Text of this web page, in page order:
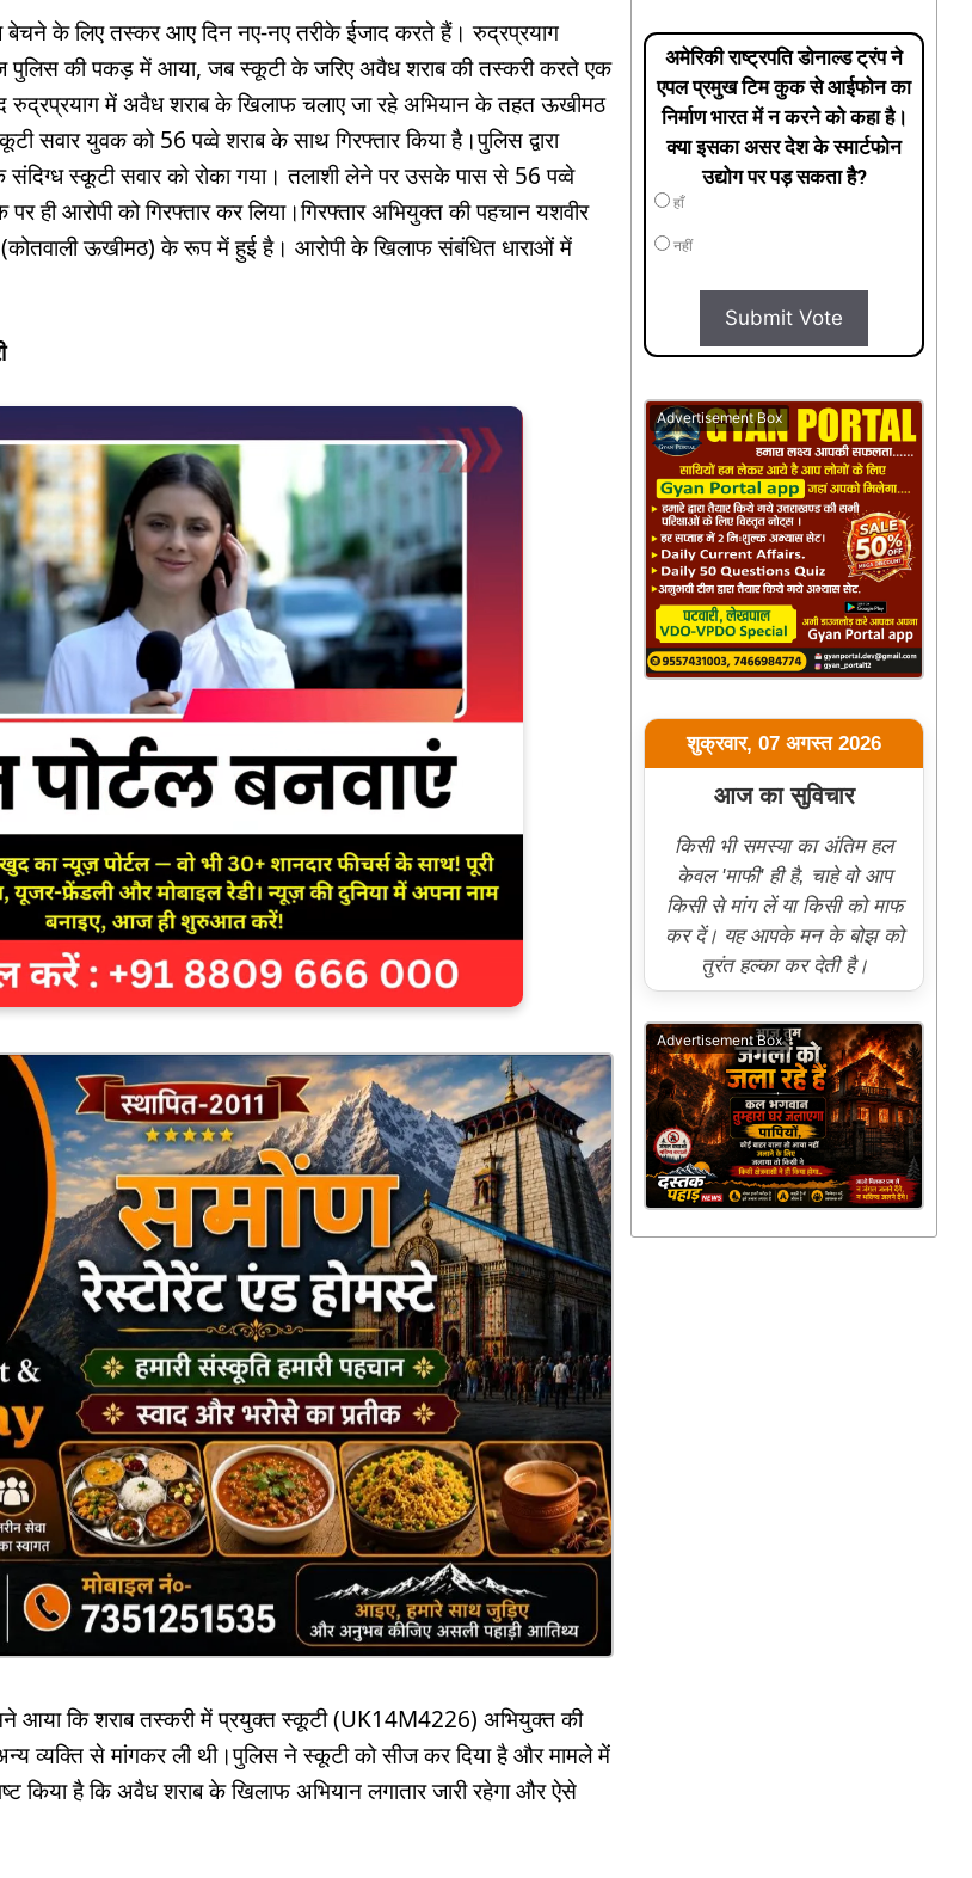
बेचने के लिए तस्कर आए दिन नए-नए तरीके ईजाद करते हैं। रुद्रप्रयाग
पुलिस की पकड़ में आया, जब स्कूटी के जरिए अवैध शराब की तस्करी करते एक
रुद्रप्रयाग में अवैध शराब के खिलाफ चलाए जा रहे अभियान के तहत ऊखीमठ
सवार युवक को 56 पव्वे शराब के साथ गिरफ्तार किया है।पुलिस द्वारा
संदिग्ध स्कूटी सवार को रोका गया। तलाशी लेने पर उसके पास से 56 पव्वे
ही आरोपी को गिरफ्तार कर लिया।गिरफ्तार अभियुक्त की पहचान यशवीर
(कोतवाली ऊखीमठ) के रूप में हुई है। आरोपी के खिलाफ संबंधित धाराओं में
आया कि शराब तस्करी में प्रयुक्त स्कूटी (UK14M4226) अभियुक्त की
व्यक्ति से मांगकर ली थी।पुलिस ने स्कूटी को सीज कर दिया है और मामले में
किया है कि अवैध शराब के खिलाफ अभियान लगातार जारी रहेगा और ऐसे
अमेरिकी राष्ट्रपति डोनाल्ड ट्रंप ने
एपल प्रमुख टिम कुक से आईफोन का
निर्माण भारत में न करने को कहा है।
क्या इसका असर देश के स्मार्टफोन
उद्योग पर पड़ सकता है?
हाँ
नहीं
Submit Vote
Advertisement Box
शुक्रवार, 07 अगस्त 2026
आज का सुविचार
किसी भी समस्या का अंतिम हल
केवल 'माफी' ही है, चाहे वो आप
किसी से मांग लें या किसी को माफ
कर दें। यह आपके मन के बोझ को
तुरंत हल्का कर देती है।
Advertisement Box